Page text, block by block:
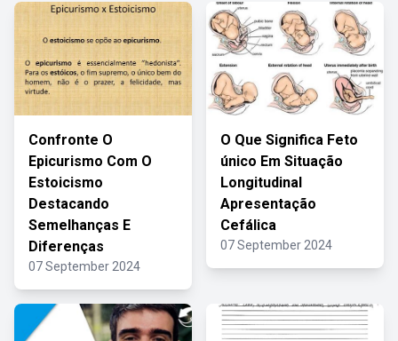
Confronte O
Epicurismo Com O
Estoicismo
Destacando
Semelhanças E
Diferenças
07 September 2024
O Que Significa Feto
único Em Situação
Longitudinal
Apresentação
Cefálica
07 September 2024